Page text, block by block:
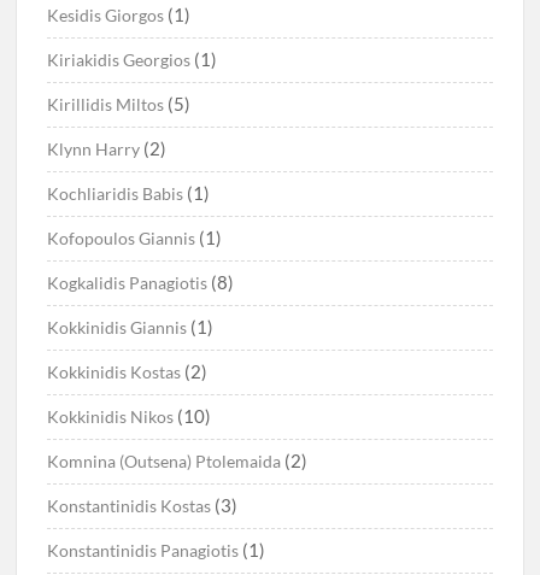
Kesidis Giorgos (1)
Kiriakidis Georgios (1)
Kirillidis Miltos (5)
Klynn Harry (2)
Kochliaridis Babis (1)
Kofopoulos Giannis (1)
Kogkalidis Panagiotis (8)
Kokkinidis Giannis (1)
Kokkinidis Kostas (2)
Kokkinidis Nikos (10)
Komnina (Outsena) Ptolemaida (2)
Konstantinidis Kostas (3)
Konstantinidis Panagiotis (1)